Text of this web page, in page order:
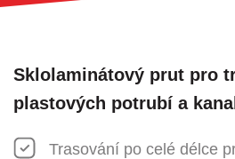
Sklolaminátový prut pro
plastových potrubí a
Trasování po celé délce